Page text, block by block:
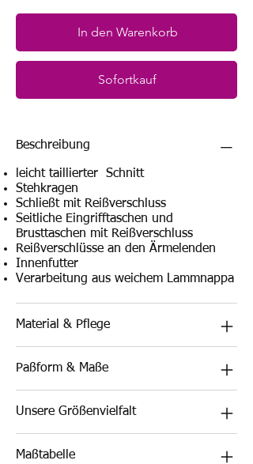
In den Warenkorb
Sofortkauf
Beschreibung
leicht taillierter Schnitt
Stehkragen
Schließt mit Reißverschluss
Seitliche Eingrifftaschen und
Brusttaschen mit Reißverschluss
Reißverschlüsse an den Ärmelenden
Innenfutter
Verarbeitung aus weichem Lammnappa
Material & Pflege
Paßform & Maße
Unsere Größenvielfalt
Maßtabelle